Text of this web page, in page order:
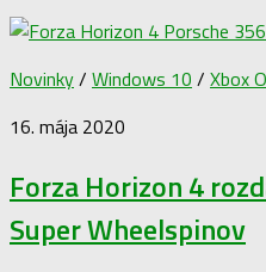
Novinky/ Windows 10 / Xbox
16. mája 2020
Forza Horizon 4
Super Wheelspinov